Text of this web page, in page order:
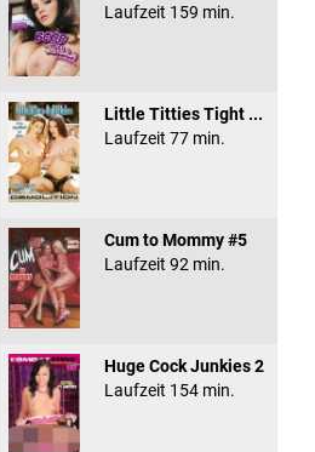
Laufzeit 159 min.
Little Titties Tight ...
Laufzeit 77 min.
Cum to Mommy #5
Laufzeit 92 min.
Huge Cock Junkies 2
Laufzeit 154 min.